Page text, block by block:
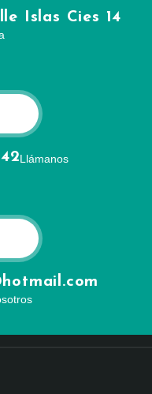
Islas Cies 14
Llámanos